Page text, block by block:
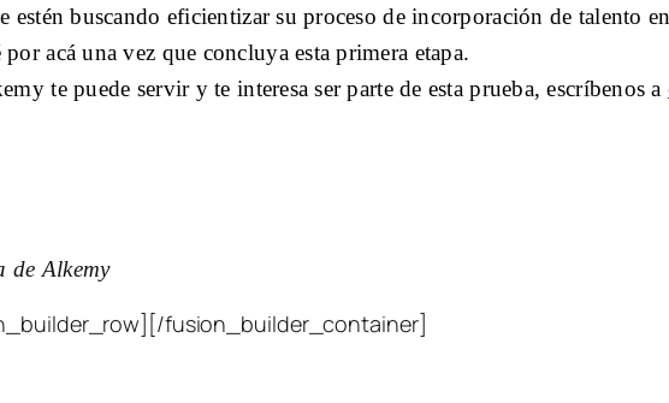
buscando eficientizar su proceso de incorporación de talento
acá una vez que concluya esta primera etapa.
te puede servir y te interesa ser parte de esta prueba, escríbenos a
Alkemy
fusion_builder_container]